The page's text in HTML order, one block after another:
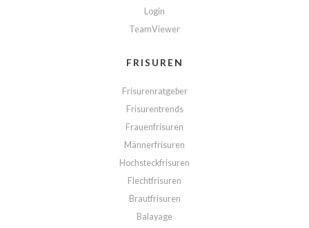
Login
TeamViewer
FRISUREN
Frisurenratgeber
Frisurentrends
Frauenfrisuren
Männerfrisuren
Hochsteckfrisuren
Flechtfrisuren
Brautfrisuren
Balayage